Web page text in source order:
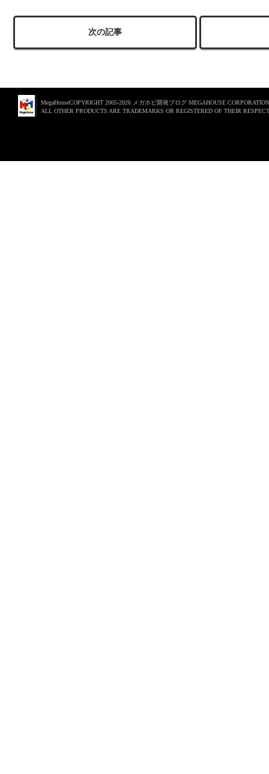
次の記事
MegaHouseCOPYRIGHT 2005-2026 メガホビ開発ブログ MEGAHOUSE
ALL OTHER PRODUCTS ARE TRADEMARKS OR REGISTERED OF THEIR